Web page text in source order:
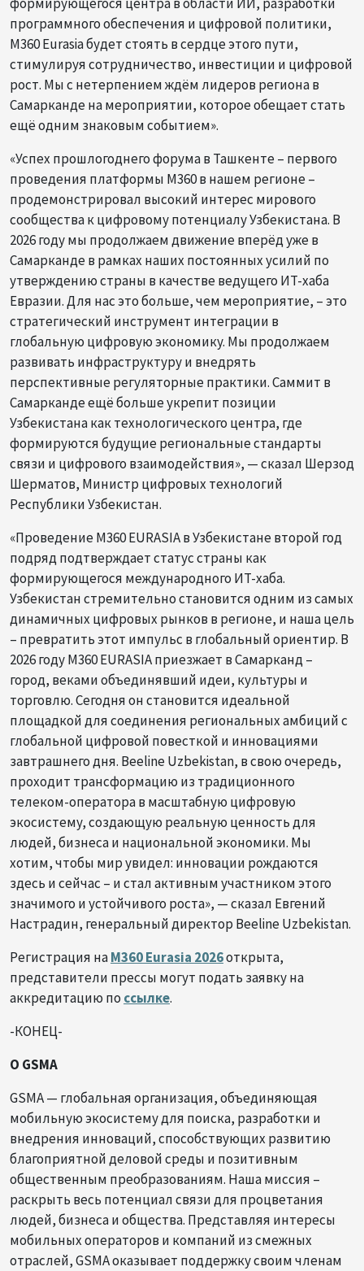
формирующегося центра в области ИИ, разработки
программного обеспечения и цифровой политики,
M360 Eurasia будет стоять в сердце этого пути,
стимулируя сотрудничество, инвестиции и цифровой
рост. Мы с нетерпением ждём лидеров региона в
Самарканде на мероприятии, которое обещает стать
ещё одним знаковым событием».
«Успех прошлогоднего форума в Ташкенте – первого
проведения платформы M360 в нашем регионе –
продемонстрировал высокий интерес мирового
сообщества к цифровому потенциалу Узбекистана. В
2026 году мы продолжаем движение вперёд уже в
Самарканде в рамках наших постоянных усилий по
утверждению страны в качестве ведущего ИТ-хаба
Евразии. Для нас это больше, чем мероприятие, – это
стратегический инструмент интеграции в
глобальную цифровую экономику. Мы продолжаем
развивать инфраструктуру и внедрять
перспективные регуляторные практики. Саммит в
Самарканде ещё больше укрепит позиции
Узбекистана как технологического центра, где
формируются будущие региональные стандарты
связи и цифрового взаимодействия», — сказал Шерзод
Шерматов, Министр цифровых технологий
Республики Узбекистан.
«Проведение M360 EURASIA в Узбекистане второй год
подряд подтверждает статус страны как
формирующегося международного ИТ-хаба.
Узбекистан стремительно становится одним из самых
динамичных цифровых рынков в регионе, и наша цель
– превратить этот импульс в глобальный ориентир. В
2026 году M360 EURASIA приезжает в Самарканд –
город, веками объединявший идеи, культуры и
торговлю. Сегодня он становится идеальной
площадкой для соединения региональных амбиций с
глобальной цифровой повесткой и инновациями
завтрашнего дня. Beeline Uzbekistan, в свою очередь,
проходит трансформацию из традиционного
телеком-оператора в масштабную цифровую
экосистему, создающую реальную ценность для
людей, бизнеса и национальной экономики. Мы
хотим, чтобы мир увидел: инновации рождаются
здесь и сейчас – и стал активным участником этого
значимого и устойчивого роста», — сказал Евгений
Настрадин, генеральный директор Beeline Uzbekistan.
Регистрация наM360 Eurasia 2026открыта,
представители прессы могут подать заявку на
аккредитацию по ссылке.
-КОНЕЦ-
О GSMA
GSMA — глобальная организация, объединяющая
мобильную экосистему для поиска, разработки и
внедрения инноваций, способствующих развитию
благоприятной деловой среды и позитивным
общественным преобразованиям. Наша миссия –
раскрыть весь потенциал связи для процветания
людей, бизнеса и общества. Представляя интересы
мобильных операторов и компаний из смежных
отраслей, GSMA оказывает поддержку своим членам